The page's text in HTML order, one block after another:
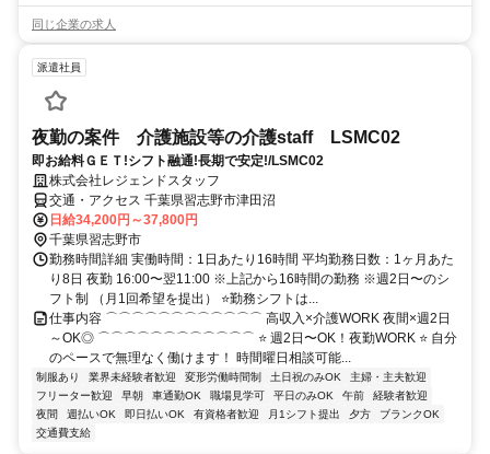
同じ企業の求人
派遣社員
夜勤の案件 介護施設等の介護staff LSMC02
即お給料ＧＥＴ!シフト融通!長期で安定!/LSMC02
株式会社レジェンドスタッフ
交通・アクセス 千葉県習志野市津田沼
日給34,200円～37,800円
千葉県習志野市
勤務時間詳細 実働時間：1日あたり16時間 平均勤務日数：1ヶ月あた
り8日 夜勤 16:00〜翌11:00 ※上記から16時間の勤務 ※週2日〜のシ
フト制 （月1回希望を提出） ⭐勤務シフトは...
仕事内容 ⌒⌒⌒⌒⌒⌒⌒⌒⌒⌒⌒⌒ 高収入×介護WORK 夜間×週2日
～OK◎ ⌒⌒⌒⌒⌒⌒⌒⌒⌒⌒⌒⌒ ⭐ 週2日〜OK！夜勤WORK ⭐ 自分
のペースで無理なく働けます！ 時間曜日相談可能...
制服あり 業界未経験者歓迎 変形労働時間制 土日祝のみOK
主婦・主夫歓迎
フリーター歓迎
早朝 車通勤OK 職場見学可 平日のみOK 午前
経験者歓迎
夜間
週払いOK 即日払いOK 有資格者歓迎 月1シフト提出 夕方
ブランクOK
交通費支給